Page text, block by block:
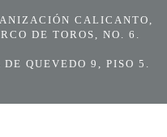
CALICANTO,
DE TOROS, NO. 6.
QUEVEDO 9, PISO 5.